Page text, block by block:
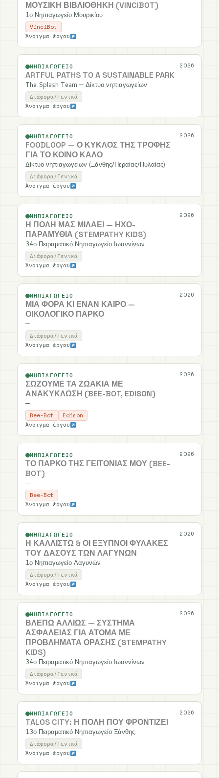
ΜΟΥΣΙΚΉ ΒΙΒΛΙΟΘΉΚΗ (VINCIBOT)
1ο Νηπιαγωγείο Μουρικίου
VinciBot
Άνοιγμα έργου
2026
ΝΗΠΙΑΓΩΓΕΊΟ
ARTFUL PATHS TO A SUSTAINABLE PARK
The Splash Team — Δίκτυο νηπιαγωγείων
Διάφορα/Γενικά
Άνοιγμα έργου
2026
ΝΗΠΙΑΓΩΓΕΊΟ
FOODLOOP — Ο ΚΎΚΛΟΣ ΤΗΣ ΤΡΟΦΉΣ
ΓΙΑ ΤΟ ΚΟΙΝΌ ΚΑΛΌ
Δίκτυο νηπιαγωγείων (Ξάνθης/Περαίας/Πυλαίας)
Διάφορα/Γενικά
Άνοιγμα έργου
2026
ΝΗΠΙΑΓΩΓΕΊΟ
Η ΠΌΛΗ ΜΑΣ ΜΙΛΆΕΙ — ΗΧΟ-
ΠΑΡΑΜΎΘΙΑ (STEMPATHY KIDS)
34ο Πειραματικό Νηπιαγωγείο Ιωαννίνων
Διάφορα/Γενικά
Άνοιγμα έργου
2026
ΝΗΠΙΑΓΩΓΕΊΟ
ΜΙΑ ΦΟΡΆ ΚΙ ΈΝΑΝ ΚΑΙΡΌ —
ΟΙΚΟΛΟΓΙΚΌ ΠΆΡΚΟ
—
Διάφορα/Γενικά
Άνοιγμα έργου
2026
ΝΗΠΙΑΓΩΓΕΊΟ
ΣΏΖΟΥΜΕ ΤΑ ΖΩΆΚΙΑ ΜΕ
ΑΝΑΚΎΚΛΩΣΗ (BEE-BOT, EDISON)
—
Bee-Bot
Edison
Άνοιγμα έργου
2026
ΝΗΠΙΑΓΩΓΕΊΟ
ΤΟ ΠΆΡΚΟ ΤΗΣ ΓΕΙΤΟΝΙΆΣ ΜΟΥ (BEE-
BOT)
—
Bee-Bot
Άνοιγμα έργου
2026
ΝΗΠΙΑΓΩΓΕΊΟ
Η ΚΑΛΛΙΣΤΏ & ΟΙ ΈΞΥΠΝΟΙ ΦΎΛΑΚΕΣ
ΤΟΥ ΔΆΣΟΥΣ ΤΩΝ ΛΑΓΥΝΏΝ
1ο Νηπιαγωγείο Λαγυνών
Διάφορα/Γενικά
Άνοιγμα έργου
2026
ΝΗΠΙΑΓΩΓΕΊΟ
ΒΛΕΠΩ ΑΛΛΙΩΣ — ΣΎΣΤΗΜΑ
ΑΣΦΑΛΕΊΑΣ ΓΙΑ ΆΤΟΜΑ ΜΕ
ΠΡΟΒΛΉΜΑΤΑ ΌΡΑΣΗΣ (STEMPATHY
KIDS)
34ο Πειραματικό Νηπιαγωγείο Ιωαννίνων
Διάφορα/Γενικά
Άνοιγμα έργου
2026
ΝΗΠΙΑΓΩΓΕΊΟ
TALOS CITY: Η ΠΌΛΗ ΠΟΥ ΦΡΟΝΤΊΖΕΙ
13ο Πειραματικό Νηπιαγωγείο Ξάνθης
Διάφορα/Γενικά
Άνοιγμα έργου